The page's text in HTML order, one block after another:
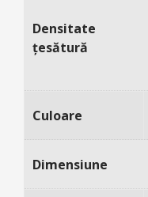
Densitate
țesătură
Culoare
Dimensiune